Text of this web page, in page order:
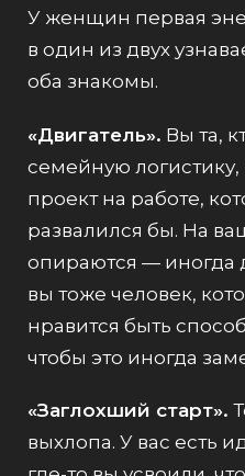
У женщин первая
в один из двух
оба знакомы.
«Двигатель». Вы та,
семейную
проект на работе,
развалился бы. На
опираются — иногда
вы тоже человек,
нравится быть
чтобы это иногда
«Заглохший старт».
выхлопа. У вас есть